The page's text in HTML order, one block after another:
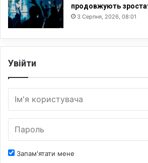
продовжують
3 Серпня, 2026, 08:01
Увійти
Запам'ятати мене